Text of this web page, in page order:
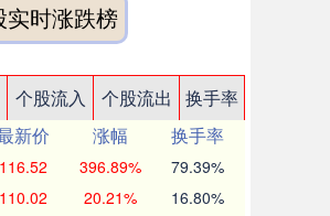
实时涨跌榜
个股流入 个股流出
换手率
新价 涨幅
换手率
116.52 396.89% 79.39%
110.02 20.21% 16.80%